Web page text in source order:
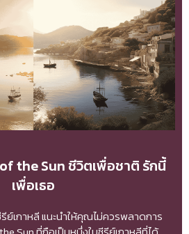
the Sun ชีวิตเพื่อชาติ รักนี้
เพื่อเธอ
เกาหลี แนะนำให้คุณไม่ควรพลาดการ